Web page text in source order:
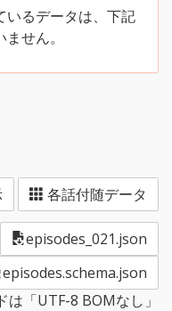
いるデータは、下記
せん。
各話付随データ
episodes_021.json
episodes.schema.json
「UTF-8 BOMなし」